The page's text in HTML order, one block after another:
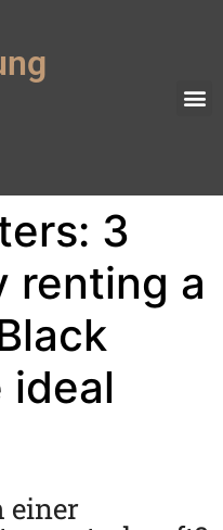
3
renting a
ideal
einer